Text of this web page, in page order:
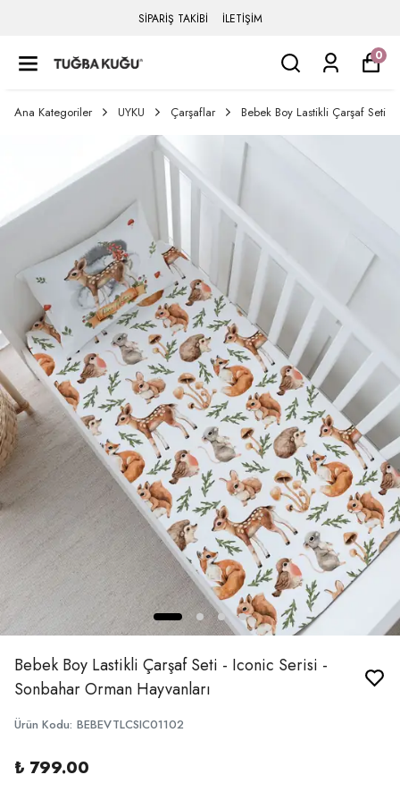
SİPARİŞ TAKİBİ İLETİŞİM
0
Ana Kategoriler UYKU Çarşaflar Bebek Boy Lastikli Çarşaf Seti
Bebek Boy Lastikli Çarşaf Seti - Iconic Serisi -
Sonbahar Orman Hayvanları
Ürün Kodu: BEBEVTLCSIC01102
₺ 799.00